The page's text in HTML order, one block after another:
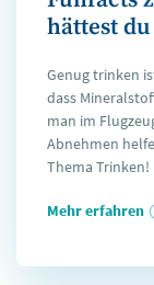
hättest du
Genug trinken
dass
man im
Abnehmen
Thema Trinken!
Mehr erfahren